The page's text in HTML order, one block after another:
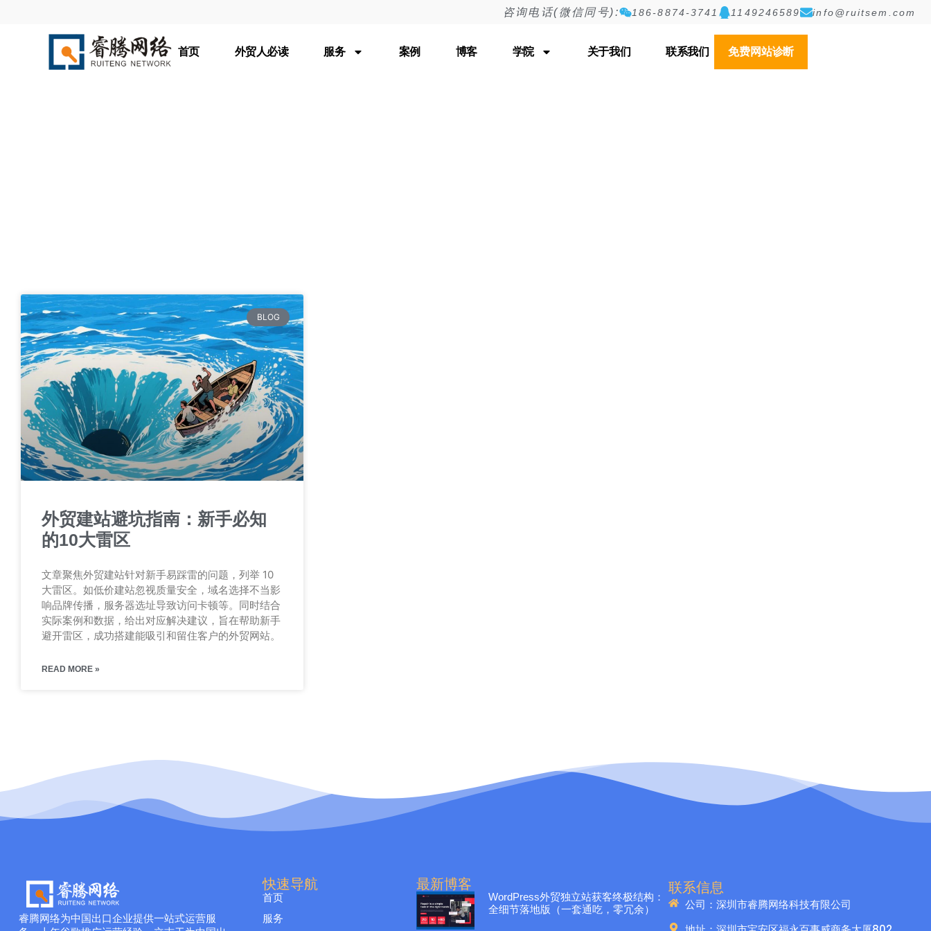
咨询电话(微信同号): 186-8874-3741 1149246589 info@ruitsem.com
首页 外贸人必读 服务 案例 博客 学院 关于我们 联系我们 免费网站诊断
Tag: 外贸建站避坑
BLOG
外贸建站避坑指南：新手必知
的10大雷区
文章聚焦外贸建站针对新手易踩雷的问题，列举 10
大雷区。如低价建站忽视质量安全，域名选择不当影
响品牌传播，服务器选址导致访问卡顿等。同时结合
实际案例和数据，给出对应解决建议，旨在帮助新手
避开雷区，成功搭建能吸引和留住客户的外贸网站。
READ MORE »
睿腾网络为中国出口企业提供一站式运营服
快速导航
首页
服务
最新博客
WordPress外贸独立站获客终极结构：
全细节落地版（一套通吃，零冗余）
联系信息
公司：深圳市睿腾网络科技有限公司